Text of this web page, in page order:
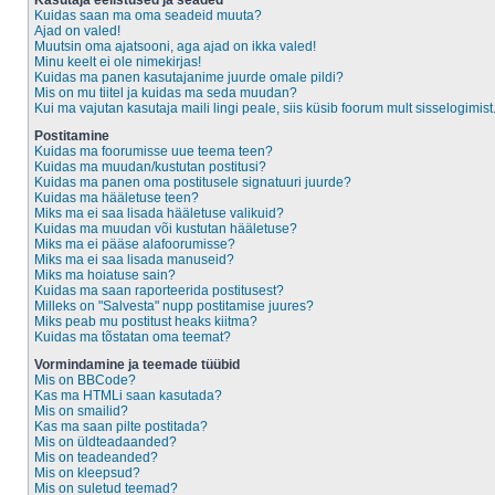
Kuidas saan ma oma seadeid muuta?
Ajad on valed!
Muutsin oma ajatsooni, aga ajad on ikka valed!
Minu keelt ei ole nimekirjas!
Kuidas ma panen kasutajanime juurde omale pildi?
Mis on mu tiitel ja kuidas ma seda muudan?
Kui ma vajutan kasutaja maili lingi peale, siis küsib foorum mult sisselogimist.
Postitamine
Kuidas ma foorumisse uue teema teen?
Kuidas ma muudan/kustutan postitusi?
Kuidas ma panen oma postitusele signatuuri juurde?
Kuidas ma hääletuse teen?
Miks ma ei saa lisada hääletuse valikuid?
Kuidas ma muudan või kustutan hääletuse?
Miks ma ei pääse alafoorumisse?
Miks ma ei saa lisada manuseid?
Miks ma hoiatuse sain?
Kuidas ma saan raporteerida postitusest?
Milleks on "Salvesta" nupp postitamise juures?
Miks peab mu postitust heaks kiitma?
Kuidas ma tõstatan oma teemat?
Vormindamine ja teemade tüübid
Mis on BBCode?
Kas ma HTMLi saan kasutada?
Mis on smailid?
Kas ma saan pilte postitada?
Mis on üldteadaanded?
Mis on teadeanded?
Mis on kleepsud?
Mis on suletud teemad?